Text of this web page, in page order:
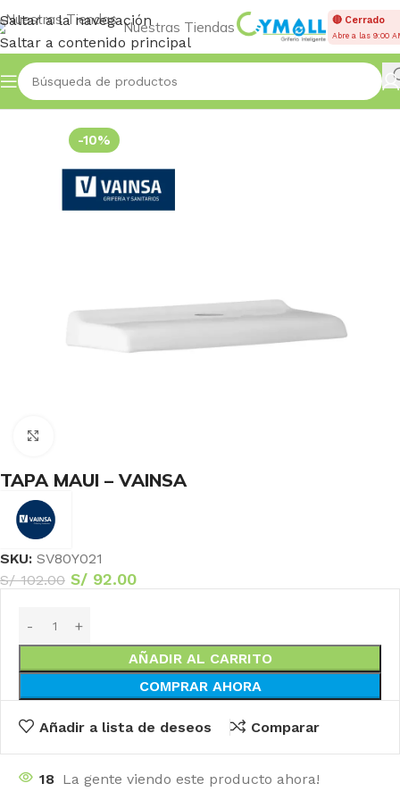
Saltar a la navegación
Saltar a contenido principal
Nuestras Tiendas 🔴 Cerrado
Abre a las 9:00
Inicio Accessories
-10%
TAPA MAUI – VAINSA
SKU: SV80Y021
S/102.00 S/ 92.00
AÑADIR AL CARRITO
COMPRAR AHORA
Añadir a lista de deseos Comparar
18 La gente viendo este producto ahora!